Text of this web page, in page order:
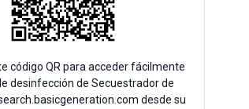
código QR para acceder fácilmente
desinfección de Secuestrador de
desde su